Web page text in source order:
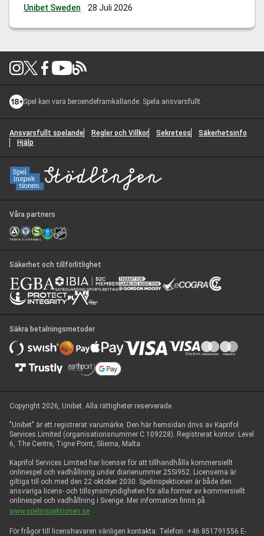
topplaceringarna, medan Kalmar vill ta viktiga poäng för
Unibet Sweden 28 Juli 2026
Spel kan vara beroendeframkallande. Spela ansvarsfullt.
Ansvarsfullt spelande Regler och Villkor Sekretess
Säkerhetsinfo
Hjälp
Våra partners
Säkerhet och tillförlitlighet
Säkra betalningsmetoder
Copyright 2026, Unibet. Alla rättigheter reserverade.
"Unibet" är ett registrerat varumärke. Den här hemsidan drivs av Kaprifol
Services Limited (organisationsnummer C 109228). Registrerat kontor: Level
6, The Centre, Tigne Point, Sliema, Malta.
Kaprifol Services Limited har licenser för att tillhandhålla kommersiellt
onlinespel och vadhållning under diarienummer 25Si952. Licenserna är
giltiga till och med den 22 oktober 2030. Spelinspektionen är både den
ansvariga licens- och tillsynsmyndigheten för alla former av kommersiellt
onlinespel och vadhållning i Sverige. Mer information finns på
www.spelinspektionen.se
För frågor till licenshavaren vänligen kontakta: Telefon: +46 851791556 E-